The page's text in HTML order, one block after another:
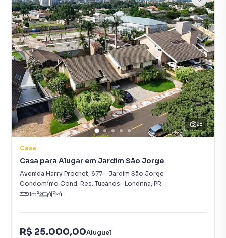
28
Casa
Casa para Alugar em Jardim São Jorge
Avenida Harry Prochet, 677 - Jardim São Jorge
Condomínio Cond. Res. Tucanos · Londrina, PR
1m² 4 4
R$ 25.000,00Aluguel